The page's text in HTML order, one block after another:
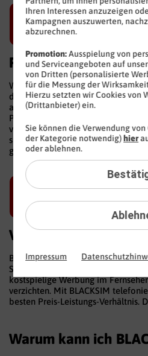
Preiswerter Online-
Wir bieten unsere Produkte
dadurch sparen wir viel Geld und
auch. Diese Kostenersparnis
Preisen direkt an Sie weiter. Dabei
verzichten. Bei Fragen zu unseren
sieben Tage die Woche rund um
günstig: Das ist bei BLACKSIM kein
Verzicht auf teure
BLACKSIM zählt zu den
So etwas spricht sich herum und
kostspielige Werbung im
verzichten. Mit BLACKSIM
besten Preis-Leistungs-Verhältnis.
Warum kann ich
Ihren Interessen anzuzeigen
Kampagnen auszuwerten,
abzurechnen.
Promotion:Ausspielung von
und Serviceangeboten auf
von Dritten (personalisierte
für die Messung der
Hierzu setzten wir Cookies von
(Drittanbieter) ein.
Sie können die Verwendung
der Kategorie notwendig)hier
oder ablehnen.
Impressum